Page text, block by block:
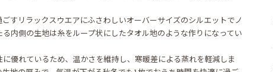
すリラックスウエアにふさわしいオーバーサイズのシルエットでノ
内側の生地は糸をループ状にしたタオル地のような作りになってい
に優れているため、温かさを維持し、寒暖差による蒸れを軽減しま